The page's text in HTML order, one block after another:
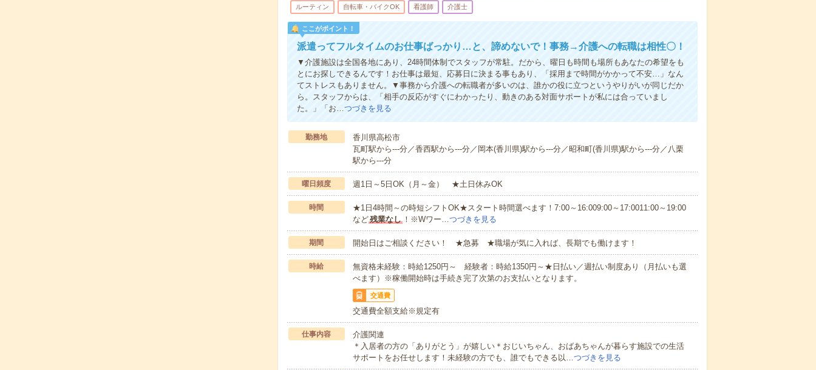
ルーティン 自転車・バイクOK 看護師 介護士
ここがポイント！
派遣ってフルタイムのお仕事ばっかり…と、諦めないで！事務→介護への転職は相性〇！
▼介護施設は全国各地にあり、24時間体制でスタッフが常駐。だから、曜日も時間も場所もあなたの希望をも
とにお探しできるんです！お仕事は最短、応募日に決まる事もあり、「採用まで時間がかかって不安…」なん
てストレスもありません。▼事務から介護への転職者が多いのは、誰かの役に立つというやりがいが同じだか
ら。スタッフからは、「相手の反応がすぐにわかったり、動きのある対面サポートが私には合っていまし
た。」「お…つづきを見る
勤務地
香川県高松市
瓦町駅から---分／香西駅から---分／岡本(香川県)駅から---分／昭和町(香川県)駅から---分／八栗
駅から---分
曜日頻度 週1日～5日OK（月～金） ★土日休みOK
時間
★1日4時間～の時短シフトOK★スタート時間選べます！7:00～16:009:00～17:0011:00～19:00
など残業なし！※Wワー…つづきを見る
期間 開始日はご相談ください！ ★急募 ★職場が気に入れば、長期でも働けます！
時給
無資格未経験：時給1250円～ 経験者：時給1350円～★日払い／週払い制度あり（月払いも選
べます）※稼働開始時は手続き完了次第のお支払いとなります。
交通費
交通費全額支給※規定有
仕事内容
介護関連
＊入居者の方の「ありがとう」が嬉しい＊おじいちゃん、おばあちゃんが暮らす施設での生活
サポートをお任せします！未経験の方でも、誰でもできる以…つづきを見る